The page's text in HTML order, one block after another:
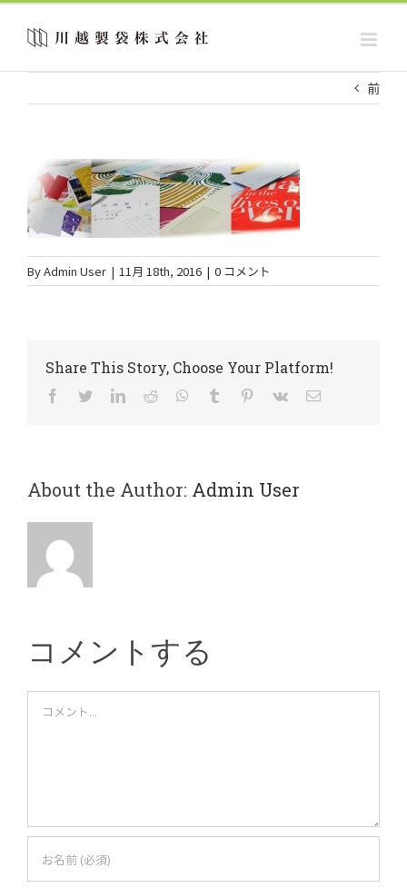
Skip
content
前
ByAdmin User | 11月 18th, 2016 | 0 コメント
Share This Story, Choose Your Platform!
Facebook
TwitterLinkedIn
Reddit WhatsApp
Tumblr Pinterest
Vk
電
About the Author: Admin User
コメントする